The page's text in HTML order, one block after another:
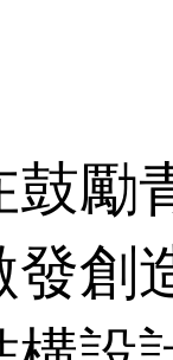
鼓勵
發創